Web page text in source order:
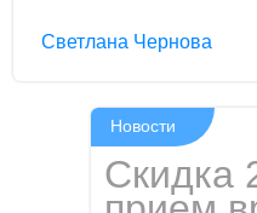
Светлана Чернова
Скидка
Новости